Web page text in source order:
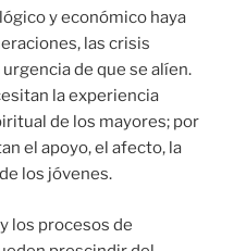
y económico haya
las crisis
de que se alíen.
la experiencia
de los mayores; por
el apoyo, el afecto, la
los jóvenes.
los procesos de